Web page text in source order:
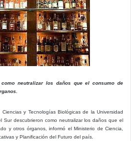
como neutralizar los daños que el consumo de
y Tecnologías Biológicas de la Universidad
Sur descubrieron como neutralizar los daños que el
y otros órganos, informó el Ministerio de Ciencia,
y Planificación del Futuro del país.